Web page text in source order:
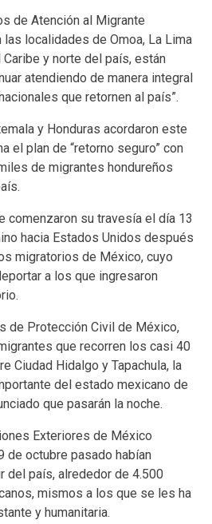
de Atención al Migrante
las localidades de Omoa, La Lima
Caribe y norte del país, están
atendiendo de manera integral
que retornen al país”.
y Honduras acordaron este
el plan de “retorno seguro” con
de migrantes hondureños
comenzaron su travesía el día 13
hacia Estados Unidos después
migratorios de México, cuyo
a los que ingresaron
de Protección Civil de México,
que recorren los casi 40
Ciudad Hidalgo y Tapachula, la
del estado mexicano de
que pasarán la noche.
Exteriores de México
de octubre pasado habían
del país, alrededor de 4.500
mismos a los que se les ha
y humanitaria.